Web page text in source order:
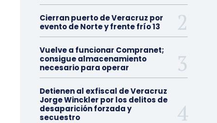
Cierran puerto de Veracruz por
evento de Norte y frente frío 13
Vuelve a funcionar Compranet;
consigue almacenamiento
necesario para operar
Detienen al exfiscal de Veracruz
Jorge Winckler por los delitos de
desaparición forzada y
secuestro